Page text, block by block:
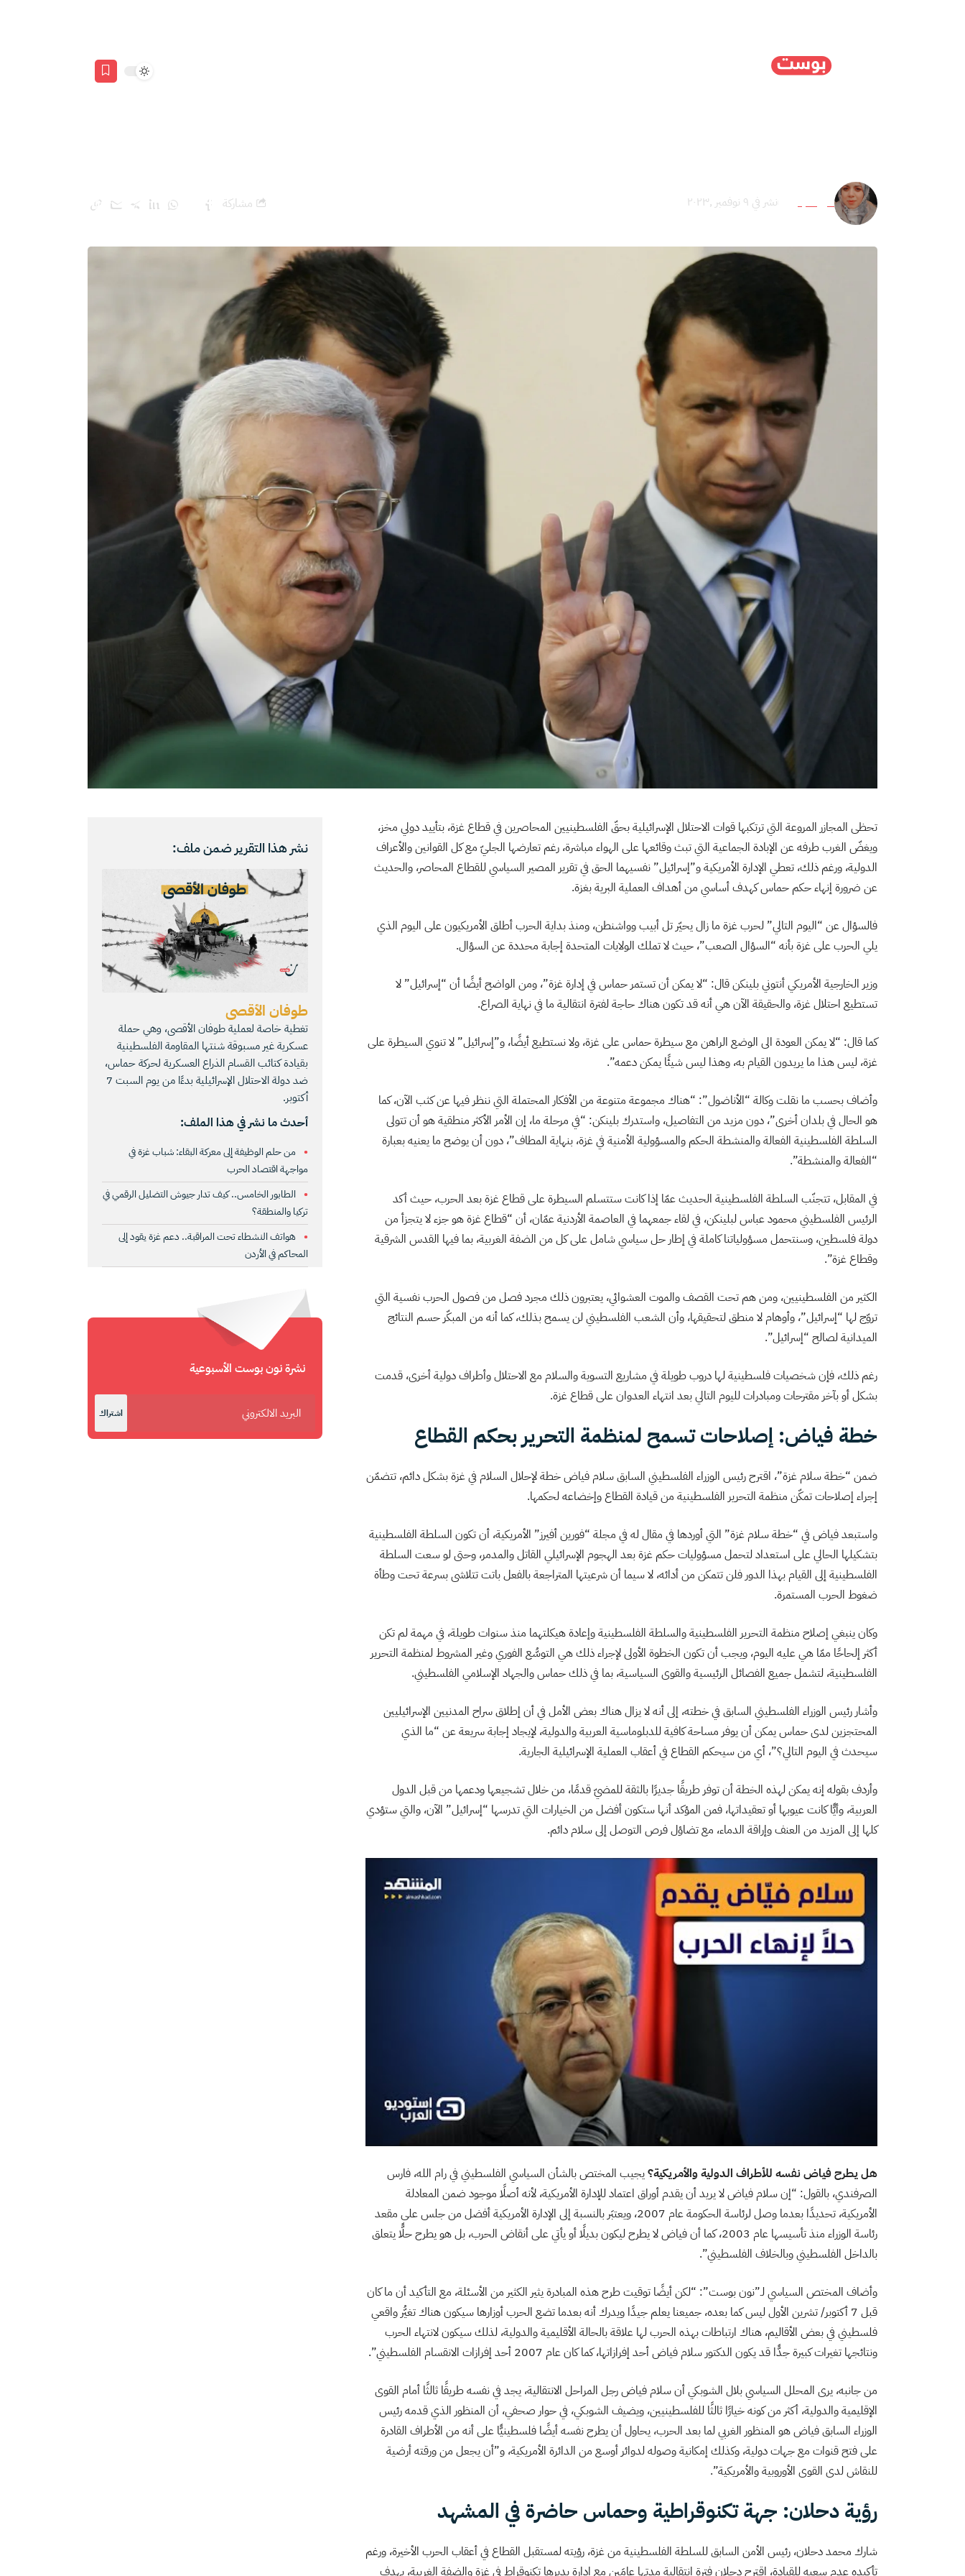
منى حجازي نشر في ٩ نوفمبر ,٢٠٢٣ مشاركة
تحظى المجازر المروعة التي ترتكبها قوات الاحتلال الإسرائيلية بحقّ الفلسطينيين المحاصرين في قطاع غزة، بتأييد دولي مخز،
ويغضّ الغرب طرفه عن الإبادة الجماعية التي تبث وقائعها على الهواء مباشرة، رغم تعارضها الجليّ مع كل القوانين والأعراف
الدولية، ورغم ذلك، تعطي الإدارة الأمريكية و”إسرائيل” نفسيهما الحق في تقرير المصير السياسي للقطاع المحاصر، والحديث
عن ضرورة إنهاء حكم حماس كهدف أساسي من أهداف العملية البرية بغزة.
فالسؤال عن “اليوم التالي” لحرب غزة ما زال يحيّر تل أبيب وواشنطن، ومنذ بداية الحرب أطلق الأمريكيون على اليوم الذي
يلي الحرب على غزة بأنه “السؤال الصعب”، حيث لا تملك الولايات المتحدة إجابة محددة عن السؤال.
وزير الخارجية الأمريكي أنتوني بلينكن قال: “لا يمكن أن تستمر حماس في إدارة غزة”، ومن الواضح أيضًا أن “إسرائيل” لا
تستطيع احتلال غزة، والحقيقة الآن هي أنه قد تكون هناك حاجة لفترة انتقالية ما في نهاية الصراع.
كما قال: “لا يمكن العودة الى الوضع الراهن مع سيطرة حماس على غزة، ولا نستطيع أيضًا، و”إسرائيل” لا تنوي السيطرة على
غزة، ليس هذا ما يريدون القيام به، وهذا ليس شيئًا يمكن دعمه”.
وأضاف بحسب ما نقلت وكالة “الأناضول”: “هناك مجموعة متنوعة من الأفكار المحتملة التي ننظر فيها عن كثب الآن، كما
هو الحال في بلدان أخرى”، دون مزيد من التفاصيل، واستدرك بلينكن: “في مرحلة ما، إن الأمر الأكثر منطقية هو أن تتولى
السلطة الفلسطينية الفعالة والمنشطة الحكم والمسؤولية الأمنية في غزة، بنهاية المطاف”، دون أن يوضح ما يعنيه بعبارة
“الفعالة والمنشطة”.
في المقابل، تتجنّب السلطة الفلسطينية الحديث عمّا إذا كانت ستتسلم السيطرة على قطاع غزة بعد الحرب، حيث أكد
الرئيس الفلسطيني محمود عباس لبلينكن، في لقاء جمعهما في العاصمة الأردنية عمّان، أن “قطاع غزة هو جزء لا يتجزأ من
دولة فلسطين، وسنتحمل مسؤولياتنا كاملة في إطار حل سياسي شامل على كل من الضفة الغربية، بما فيها القدس الشرقية
وقطاع غزة”.
الكثير من الفلسطينيين، ومن هم تحت القصف والموت العشوائي، يعتبرون ذلك مجرد فصل من فصول الحرب نفسية التي
تروّج لها “إسرائيل”، وأوهام لا منطق لتحقيقها، وأن الشعب الفلسطيني لن يسمح بذلك، كما أنه من المبكّر حسم النتائج
الميدانية لصالح “إسرائيل”.
رغم ذلك، فإن شخصيات فلسطينية لها دروب طويلة في مشاريع التسوية والسلام مع الاحتلال وأطراف دولية أخرى، قدمت
بشكل أو بآخر مقترحات ومبادرات لليوم التالي بعد انتهاء العدوان على قطاع غزة.
خطة فياض: إصلاحات تسمح لمنظمة التحرير بحكم القطاع
ضمن “خطة سلام غزة”، اقترح رئيس الوزراء الفلسطيني السابق سلام فياض خطة لإحلال السلام في غزة بشكل دائم، تتضمّن
إجراء إصلاحات تمكّن منظمة التحرير الفلسطينية من قيادة القطاع وإخضاعه لحكمها.
واستبعد فياض في “خطة سلام غزة” التي أوردها في مقال له في مجلة “فورين أفيرز” الأمريكية، أن تكون السلطة الفلسطينية
بتشكيلها الحالي على استعداد لتحمل مسؤوليات حكم غزة بعد الهجوم الإسرائيلي القاتل والمدمر، وحتى لو سعت السلطة
الفلسطينية إلى القيام بهذا الدور فلن تتمكن من أدائه، لا سيما أن شرعيتها المتراجعة بالفعل باتت تتلاشى بسرعة تحت وطأة
ضغوط الحرب المستمرة.
وكان ينبغي إصلاح منظمة التحرير الفلسطينية والسلطة الفلسطينية وإعادة هيكلتهما منذ سنوات طويلة، في مهمة لم تكن
أكثر إلحاحًا ممّا هي عليه اليوم، ويجب أن تكون الخطوة الأولى لإجراء ذلك هي التوسُّع الفوري وغير المشروط لمنظمة التحرير
الفلسطينية، لتشمل جميع الفصائل الرئيسية والقوى السياسية، بما في ذلك حماس والجهاد الإسلامي الفلسطيني.
وأشار رئيس الوزراء الفلسطيني السابق في خطته، إلى أنه لا يزال هناك بعض الأمل في أن إطلاق سراح المدنيين الإسرائيليين
المحتجزين لدى حماس يمكن أن يوفر مساحة كافية للدبلوماسية العربية والدولية، لإيجاد إجابة سريعة عن “ما الذي
سيحدث في اليوم التالي؟”، أي من سيحكم القطاع في أعقاب العملية الإسرائيلية الجارية.
وأردف بقوله إنه يمكن لهذه الخطة أن توفر طريقًا جديرًا بالثقة للمضيّ قدمًا، من خلال تشجيعها ودعمها من قبل الدول
العربية، وأيًّا كانت عيوبها أو تعقيداتها، فمن المؤكد أنها ستكون أفضل من الخيارات التي تدرسها “إسرائيل” الآن، والتي ستؤدي
كلها إلى المزيد من العنف وإراقة الدماء، مع تضاؤل فرص التوصل إلى سلام دائم.
هل يطرح فياض نفسه للأطراف الدولية والأمريكية؟يجيب المختص بالشأن السياسي الفلسطيني في رام الله، فارس
الصرفندي، بالقول: “إن سلام فياض لا يريد أن يقدم أوراق اعتماد للإدارة الأمريكية، لأنه أصلًا موجود ضمن المعادلة
الأمريكية، تحديدًا بعدما وصل لرئاسة الحكومة عام 2007، ويعتبَر بالنسبة إلى الإدارة الأمريكية أفضل من جلس على مقعد
رئاسة الوزراء منذ تأسيسها عام 2003، كما أن فياض لا يطرح ليكون بديلًا أو يأتي على أنقاض الحرب، بل هو يطرح حلًّا يتعلق
بالداخل الفلسطيني وبالخلاف الفلسطيني”.
وأضاف المختص السياسي لـ”نون بوست”: “لكن أيضًا توقيت طرح هذه المبادرة يثير الكثير من الأسئلة، مع التأكيد أن ما كان
قبل 7 أكتوبر/ تشرين الأول ليس كما بعده، جميعنا يعلم جيدًا ويدرك أنه بعدما تضع الحرب أوزارها سيكون هناك تغيُّر واقعي
فلسطيني في بعض الأقاليم، هناك ارتباطات بهذه الحرب لها علاقة بالحالة الأقليمية والدولية، لذلك سيكون لانتهاء الحرب
ونتائجها تغيرات كبيرة جدًّا قد يكون الدكتور سلام فياض أحد إفرازاتها، كما كان عام 2007 أحد إفرازات الانقسام الفلسطيني”.
من جانبه، يرى المحلل السياسي بلال الشوبكي أن سلام فياض رجل المراحل الانتقالية، يجد في نفسه طريقًا ثالثًا أمام القوى
الإقليمية والدولية، أكثر من كونه خيارًا ثالثًا للفلسطينيين، ويضيف الشوبكي، في حوار صحفي، أن المنظور الذي قدمه رئيس
الوزراء السابق فياض هو المنظور الغربي لما بعد الحرب، يحاول أن يطرح نفسه أيضًا فلسطينيًّا على أنه من الأطراف القادرة
على فتح قنوات مع جهات دولية، وكذلك إمكانية وصوله لدوائر أوسع من الدائرة الأمريكية، و”أن يجعل من ورقته أرضية
للنقاش لدى القوى الأوروبية والأمريكية”.
رؤية دحلان: جهة تكنوقراطية وحماس حاضرة في المشهد
شارك محمد دحلان، رئيس الأمن السابق للسلطة الفلسطينية من غزة، رؤيته لمستقبل القطاع في أعقاب الحرب الأخيرة، ورغم
تأكيده عدم سعيه للقيادة، اقترح دحلان فترة انتقالية مدتها عامَين مع إدارة يديرها تكنوقراط في غزة والضفة الغربية، بهدف
نشر هذا التقرير ضمن ملف:
طوفان الأقصى
تغطية خاصة لعملية طوفان الأقصى، وهي حملة
عسكرية غير مسبوقة شنتها المقاومة الفلسطينية
بقيادة كتائب القسام الذراع العسكرية لحركة حماس،
ضد دولة الاحتلال الإسرائيلية بدءًا من يوم السبت 7
أكتوبر.
أحدث ما نشر في هذا الملف:
من حلم الوظيفة إلى معركة البقاء: شباب غزة في
مواجهة اقتصاد الحرب
الطابور الخامس.. كيف تدار جيوش التضليل الرقمي في
تركيا والمنطقة؟
هواتف النشطاء تحت المراقبة.. دعم غزة يقود إلى
المحاكم في الأردن
نشرة نون بوست الأسبوعية
اشتراك